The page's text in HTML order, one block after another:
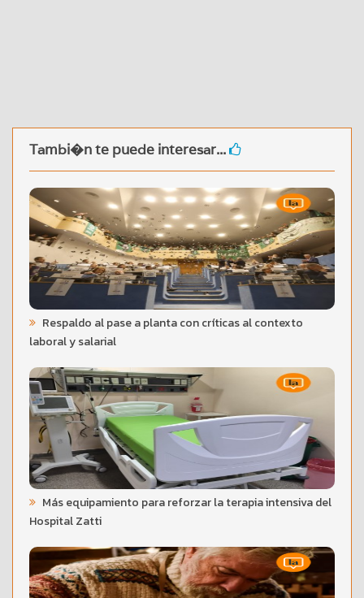
Tambi�n te puede interesar...
Respaldo al pase a planta con críticas al contexto
laboral y salarial
Más equipamiento para reforzar la terapia intensiva del
Hospital Zatti